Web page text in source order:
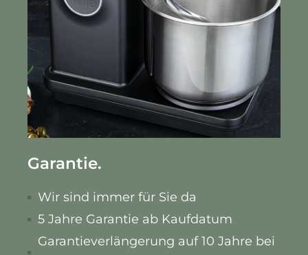
Garantie.
Wir sind immer für Sie da
5 Jahre Garantie ab Kaufdatum
Garantieverlängerung auf 10 Jahre bei